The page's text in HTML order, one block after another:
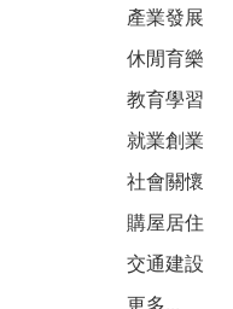
產業發展
休閒育樂
教育學習
就業創業
社會關懷
購屋居住
交通建設